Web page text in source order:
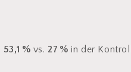
53,1 % vs. 27 % in der